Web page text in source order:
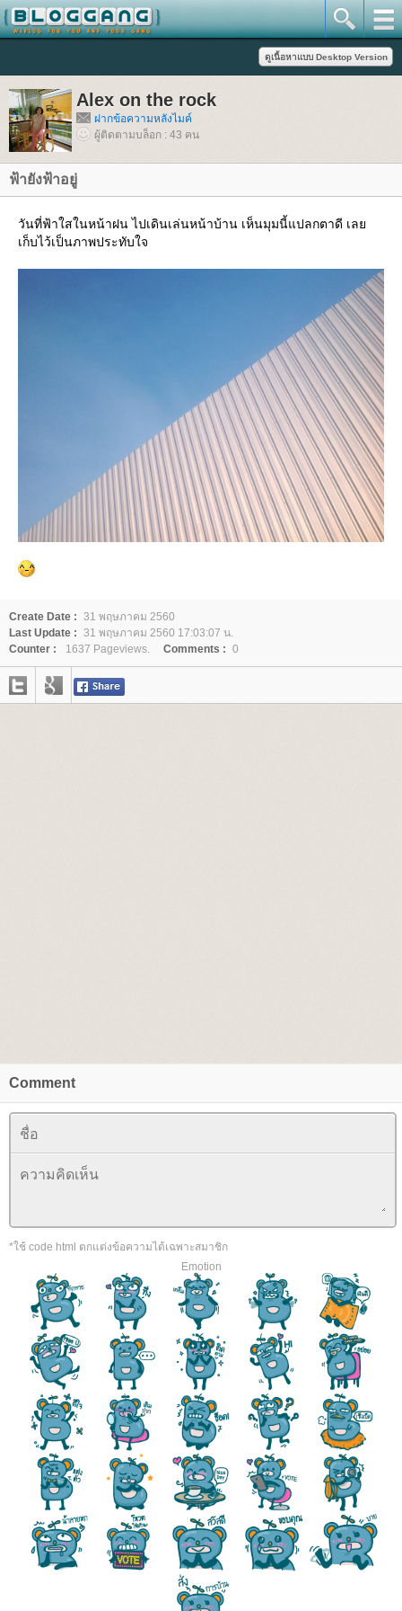
Alex on the rock
ฝากข้อความหลังไมค์
ผู้ติดตามบล็อก : 43 คน
ฟ้ายังฟ้าอยู่
วันที่ฟ้าใสในหน้าฝน ไปเดินเล่นหน้าบ้าน เห็นมุมนี้แปลกตาดี เล
เก็บไว้เป็นภาพประทับใจ
Create Date : 31 พฤษภาคม 2560
Last Update : 31 พฤษภาคม 2560 17:03:07 น.
Counter :
1637 Pageviews. Comments : 0
Comment
*ใช้ code html ตกแต่งข้อความได้เฉพาะสมาชิก
Emotion